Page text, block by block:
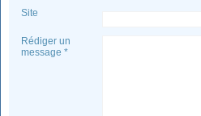
Site
Rédiger un
message *